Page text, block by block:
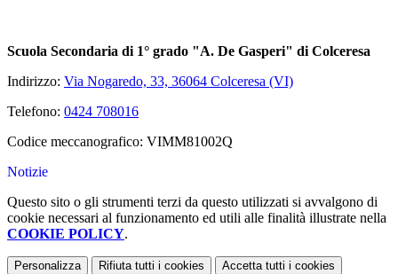
Scuola Secondaria di 1° grado "A. De Gasperi" di Colceresa
Indirizzo: Via Nogaredo, 33, 36064 Colceresa (VI)
Telefono: 0424 708016
Codice meccanografico: VIMM81002Q
Notizie
Questo sito o gli strumenti terzi da questo utilizzati si avvalgono di
cookie necessari al funzionamento ed utili alle finalità illustrate nella
COOKIE POLICY.
Personalizza Rifiuta tutti i cookies Accetta tutti i cookies